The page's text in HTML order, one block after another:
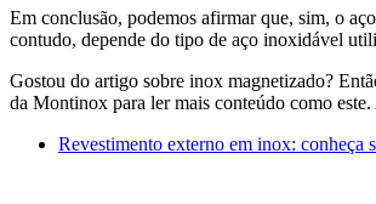
Em conclusão, podemos afirmar que, sim, o
contudo, depende do tipo de aço inoxidável
Gostou do artigo sobre inox magnetizado?
da Montinox para ler mais conteúdo como
Revestimento externo em inox: conheça